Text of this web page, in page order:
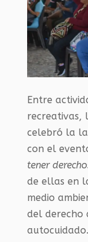
Entre
recreativas,
celebró la
con el
tener
de ellas en
medio
del derecho
autocuidado.